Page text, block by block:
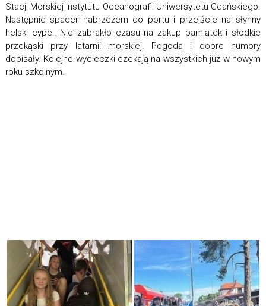
Stacji Morskiej Instytutu Oceanografii Uniwersytetu Gdańskiego.
Następnie spacer nabrzeżem do portu i przejście na słynny
helski cypel. Nie zabrakło czasu na zakup pamiątek i słodkie
przekąski przy latarnii morskiej. Pogoda i dobre humory
dopisały. Kolejne wycieczki czekają na wszystkich już w nowym
roku szkolnym.